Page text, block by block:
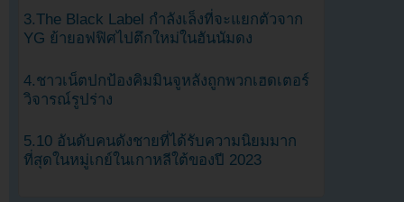
3.The Black Label กำลังเล็งที่จะแยกตัวจาก
YG ย้ายอฟฟิศไปตึกใหม่ในฮันนัมดง
4.ชาวเน็ตปกป้องคิมมินจูหลังถูกพวกเฮดเตอร์
วิจารณ์รูปร่าง
5.10 อันดับคนดังชายที่ได้รับความนิยมมาก
ที่สุดในหมู่เกย์ในเกาหลีใต้ของปี 2023